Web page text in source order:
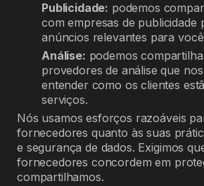
Publicidade: podemos
com empresas de publicidade
anúncios relevantes para
Análise: podemos
provedores de análise que
entender como os clientes
serviços.
Nós usamos esforços razoáveis
fornecedores quanto às suas
e segurança de dados. Exigimos
fornecedores concordem em
compartilhamos.